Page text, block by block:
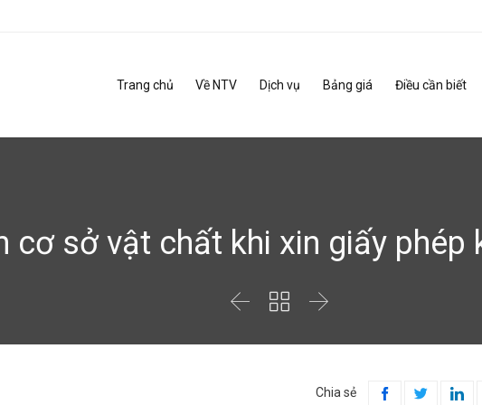
Trang chủ Về NTV Dịch vụ Bảng giá Điều cần biết
cơ sở vật chất khi xin giấy phép
  
Chia sẻ   